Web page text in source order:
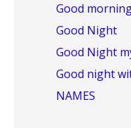
Good
Good Night
Good Night
Good night
NAMES